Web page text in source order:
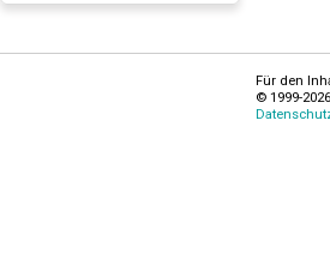
Für den
© 1999-2026